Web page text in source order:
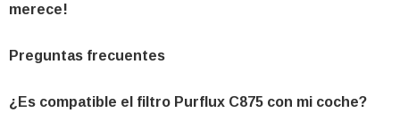
merece!
Preguntas frecuentes
¿Es compatible el filtro Purflux C875 con mi coche?